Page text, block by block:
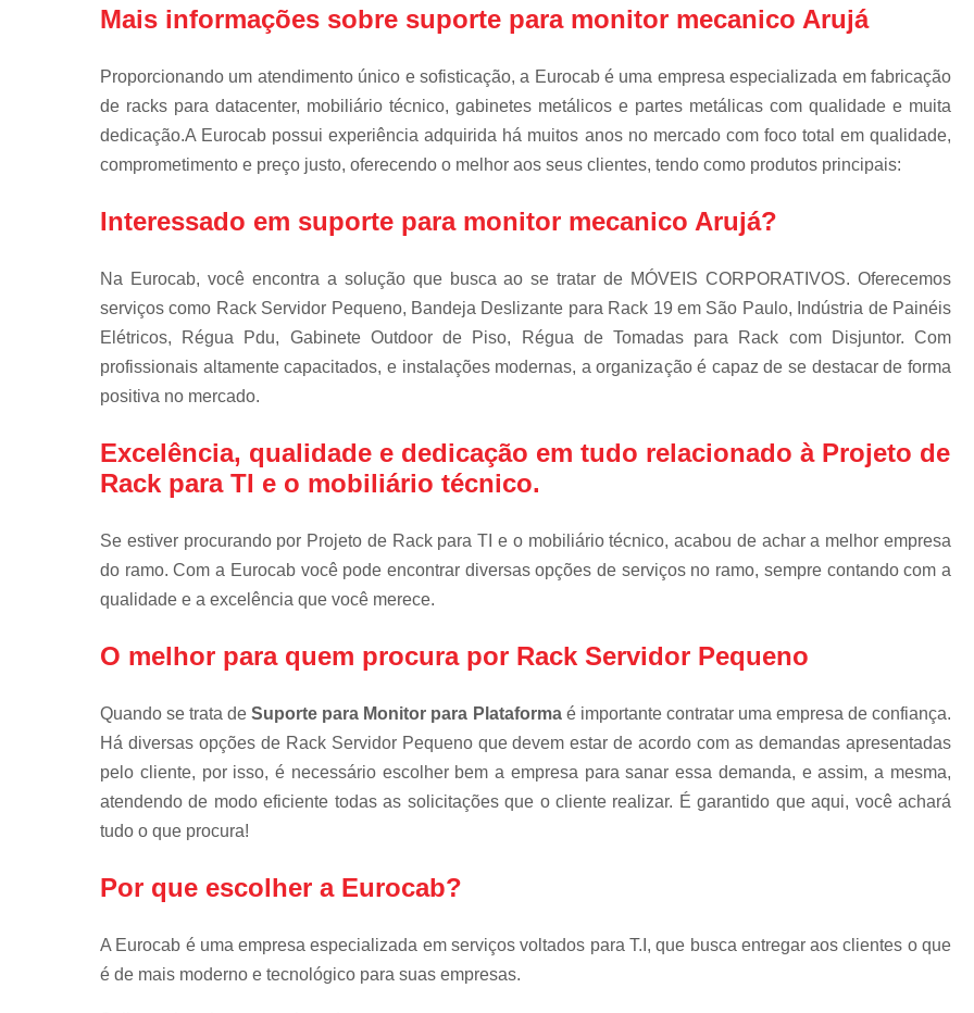
Confinamento
Escova
Escova de
Escova de
Escova para Passagem
Escova Passa Cabos
Escova Passa Cabos Inteiriça
Escova Passa Cabos
Gabinete
Gabinete Outdoor
Gabinete Outdoor
Gabinete Telecom
Gabinete Telecom
Gabinete Telecom Parede
Mini Data Center Rack
Mais informações sobre suporte para monitor mecanico Arujá
Proporcionando um atendimento único e sofisticação, a Eurocab é uma empresa especializada em fabricação
de racks para datacenter, mobiliário técnico, gabinetes metálicos e partes metálicas com qualidade e muita
dedicação.A Eurocab possui experiência adquirida há muitos anos no mercado com foco total em qualidade,
comprometimento e preço justo, oferecendo o melhor aos seus clientes, tendo como produtos principais:
Interessado em suporte para monitor mecanico Arujá?
Na Eurocab, você encontra a solução que busca ao se tratar de MÓVEIS CORPORATIVOS. Oferecemos
serviços como Rack Servidor Pequeno, Bandeja Deslizante para Rack 19 em São Paulo, Indústria de Painéis
Elétricos, Régua Pdu, Gabinete Outdoor de Piso, Régua de Tomadas para Rack com Disjuntor. Com
profissionais altamente capacitados, e instalações modernas, a organização é capaz de se destacar de forma
positiva no mercado.
Excelência, qualidade e dedicação em tudo relacionado à Projeto de
Rack para TI e o mobiliário técnico.
Se estiver procurando por Projeto de Rack para TI e o mobiliário técnico, acabou de achar a melhor empresa
do ramo. Com a Eurocab você pode encontrar diversas opções de serviços no ramo, sempre contando com a
qualidade e a excelência que você merece.
O melhor para quem procura por Rack Servidor Pequeno
Quando se trata deSuporte para Monitor para Plataformaé importante contratar uma empresa de confiança.
Há diversas opções de Rack Servidor Pequeno que devem estar de acordo com as demandas apresentadas
pelo cliente, por isso, é necessário escolher bem a empresa para sanar essa demanda, e assim, a mesma,
atendendo de modo eficiente todas as solicitações que o cliente realizar. É garantido que aqui, você achará
tudo o que procura!
Por que escolher a Eurocab?
A Eurocab é uma empresa especializada em serviços voltados para T.I, que busca entregar aos clientes o que
é de mais moderno e tecnológico para suas empresas.